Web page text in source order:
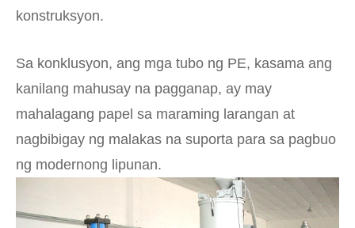
konstruksyon.
Sa konklusyon, ang mga tubo ng PE, kasama ang
kanilang mahusay na pagganap, ay may
mahalagang papel sa maraming larangan at
nagbibigay ng malakas na suporta para sa pagbuo
ng modernong lipunan.